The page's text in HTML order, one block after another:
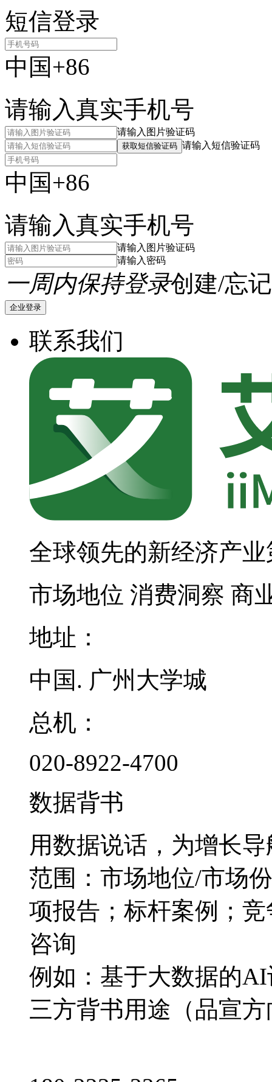
短信登录
中国+86
请输入真实手机号
请输入图片验证码
获取短信验证码 请输入短信验证码
中国+86
请输入真实手机号
请输入图片验证码
请输入密码
一周内保持登录创建/忘
企业登录
联系我们
全球领先的新经济产
市场地位 消费洞察 商
地址：
中国. 广州大学城
总机：
020-8922-4700
数据背书
用数据说话，为增长导
范围：市场地位/市场
项报告；标杆案例；
咨询
例如：基于大数据的
三方背书用途（品宣